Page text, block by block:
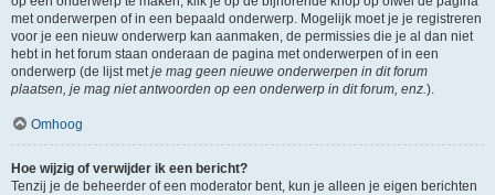
met onderwerpen of in een bepaald onderwerp. Mogelijk moet je je registreren
voor je een nieuw onderwerp kan aanmaken, de permissies die je al dan niet
hebt in het forum staan onderaan de pagina met onderwerpen of in een
onderwerp (de lijst metje mag geen nieuwe onderwerpen in dit forum
plaatsen, je mag niet antwoorden op een onderwerp in dit forum, enz.).
Omhoog
Hoe wijzig of verwijder ik een bericht?
Tenzij je de beheerder of een moderator bent, kun je alleen je eigen berichten